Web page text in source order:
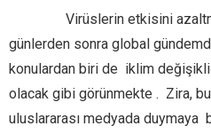
Virüslerin etkisini
günlerden sonra global
konulardan biri de iklim
olacak gibi görünmekte . Zira,
uluslararası medyada duymaya